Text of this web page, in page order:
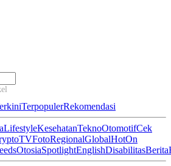
ini...
TerpopulerRekomendasi
LifestyleKesehatanTeknoOtomotifCek
TVFotoRegionalGlobalHotOn
OtosiaSpotlightEnglishDisabilitasBerita